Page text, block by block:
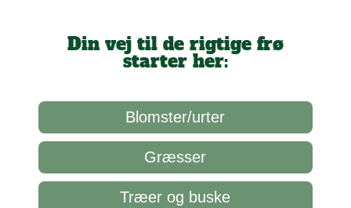
Din vej til de rigtige frø
starter her:
Blomster/urter
Græsser
Træer og buske